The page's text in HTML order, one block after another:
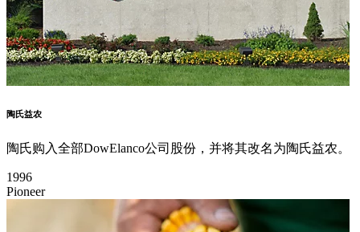
陶氏益农
陶氏购入全部DowElanco公司股份，并将其改名为陶氏益农。
1996
Pioneer